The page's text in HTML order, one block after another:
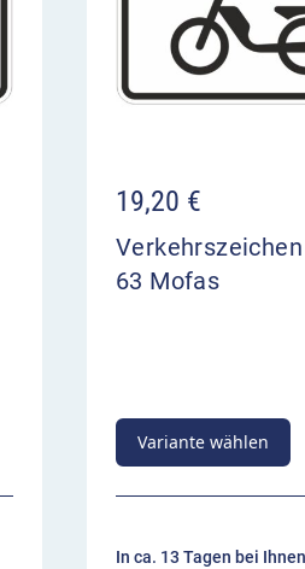
19,20 €
63 Mofas
Variante wählen
In ca. 13 Tagen bei Ihnen